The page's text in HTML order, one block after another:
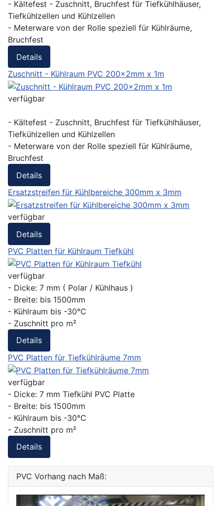
PVC Vorhang nach Maß:
- Kältefest - Zuschnitt, Bruchfest für Tiefkühlhäuser,
Tiefkühlzellen und Kühlzellen
- Meterware von der Rolle speziell für Kühlräume,
Bruchfest
Details
Zuschnitt - Kühlraum PVC 200x2mm x 1m
verfügbar
- Kältefest - Zuschnitt, Bruchfest für Tiefkühlhäuser,
Tiefkühlzellen und Kühlzellen
- Meterware von der Rolle speziell für Kühlräume,
Bruchfest
Details
Ersatzstreifen für Kühlbereiche 300mm x 3mm
verfügbar
Details
PVC Platten für Kühlraum Tiefkühl
verfügbar
- Dicke: 7 mm ( Polar / Kühlhaus )
- Breite: bis 1500mm
- Kühlraum bis -30°C
- Zuschnitt pro m²
Details
PVC Platten für Tiefkühlräume 7mm
verfügbar
- Dicke: 7 mm Tiefkühl PVC Platte
- Breite: bis 1500mm
- Kühlraum bis -30°C
- Zuschnitt pro m²
Details